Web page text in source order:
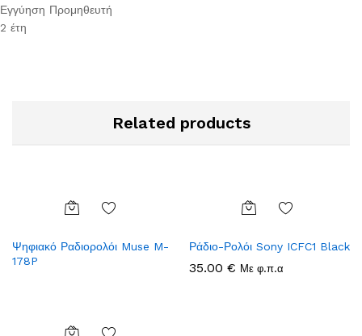
Εγγύηση Προμηθευτή
2 έτη
Related products
to
Ψηφιακό Ραδιορολόι Muse M-
178P
to
Wish
Ράδιο-Ρολόι Sony ICFC1 Black
35.00 € Με φ.π.α